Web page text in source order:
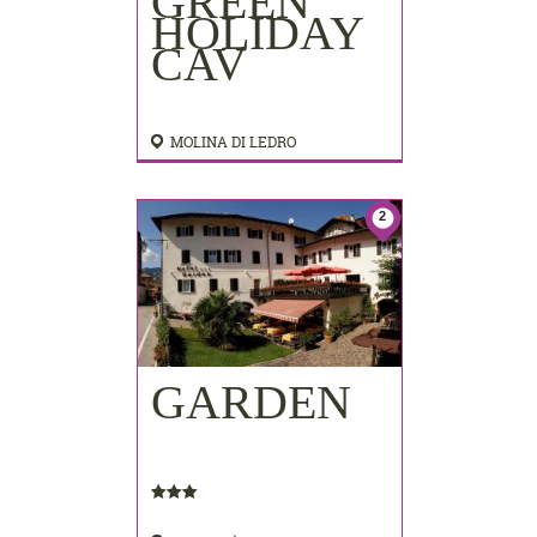
HOLIDAY
CAV
MOLINA DI LEDRO
2
GARDEN